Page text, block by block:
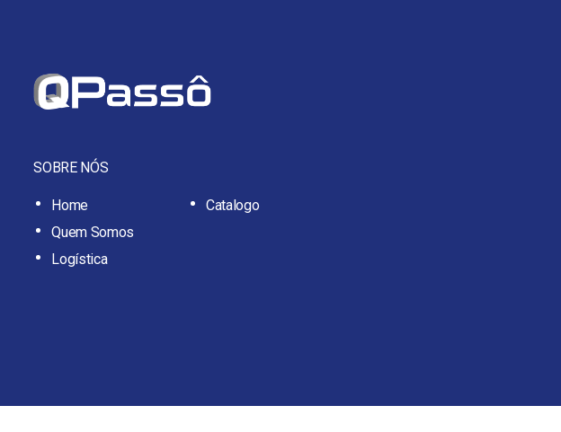
SOBRE NÓS
Home
Quem Somos
Logística
Catalogo